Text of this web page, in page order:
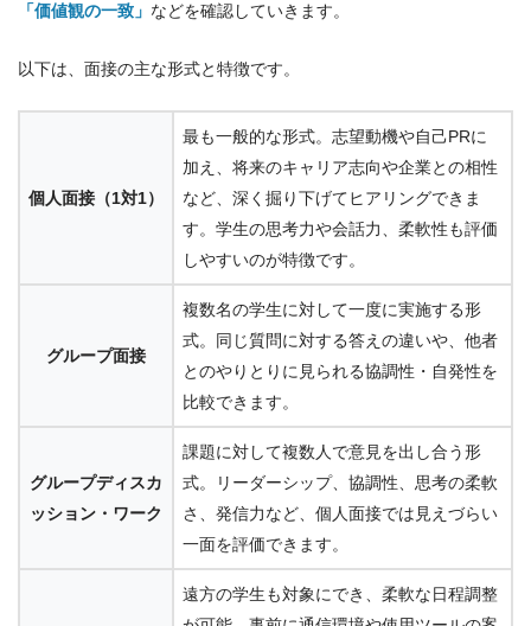
「価値観の一致」 などを確認していきます。
以下は、面接の主な形式と特徴です。
個人面接（1対1）
最も一般的な形式。志望動機や自己PRに
加え、将来のキャリア志向や企業との相性
など、深く掘り下げてヒアリングできま
す。学生の思考力や会話力、柔軟性も評価
しやすいのが特徴です。
グループ面接
複数名の学生に対して一度に実施する形
式。同じ質問に対する答えの違いや、他者
とのやりとりに見られる協調性・自発性を
比較できます。
グループディスカ
ッション・ワーク
課題に対して複数人で意見を出し合う形
式。リーダーシップ、協調性、思考の柔軟
さ、発信力など、個人面接では見えづらい
一面を評価できます。
遠方の学生も対象にでき、柔軟な日程調整